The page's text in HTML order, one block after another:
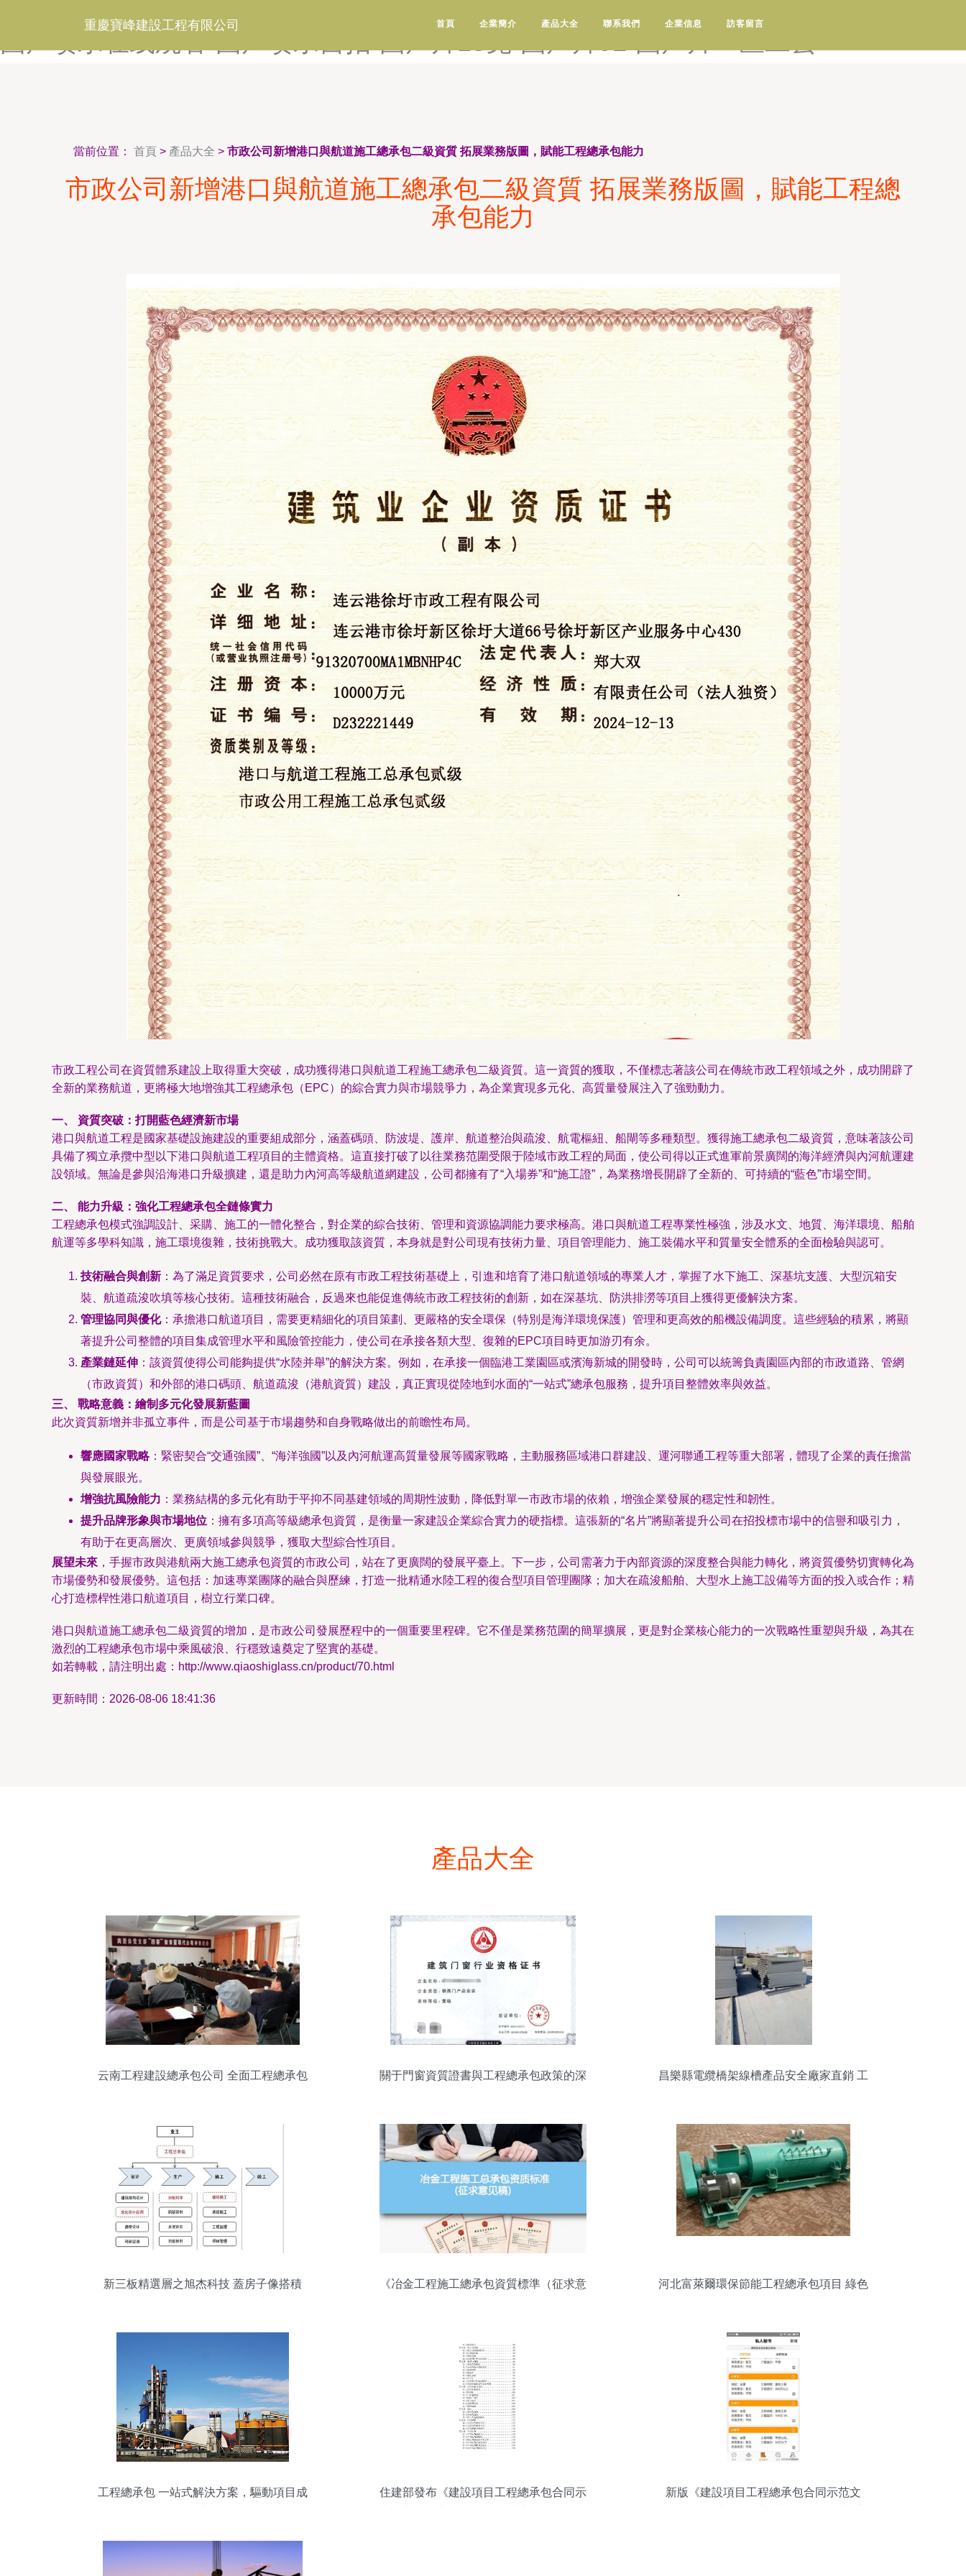
国产欧美专区-国产欧美自拍中文字幕-国产喷白浆精品一区-国产喷水-国产喷水视频-
重慶寶峰建設工程有限公司 首頁 企業簡介 產品大全 聯系我們 企業信息 訪客留言
當前位置： 首頁 > 產品大全 > 市政公司新增港口與航道施工總承包二級資質 拓展業務版圖，賦能工程總承包能力
市政公司新增港口與航道施工總承包二級資質 拓展業務版圖，賦能工程總
承包能力
市政工程公司在資質體系建設上取得重大突破，成功獲得港口與航道工程施工總承包二級資質。這一資質的獲取，不僅標志著該公司在傳統市政工程領域之外，成功開辟了
全新的業務航道，更將極大地增強其工程總承包（EPC）的綜合實力與市場競爭力，為企業實現多元化、高質量發展注入了強勁動力。
一、 資質突破：打開藍色經濟新市場
港口與航道工程是國家基礎設施建設的重要組成部分，涵蓋碼頭、防波堤、護岸、航道整治與疏浚、航電樞紐、船閘等多種類型。獲得施工總承包二級資質，意味著該公司
具備了獨立承攬中型以下港口與航道工程項目的主體資格。這直接打破了以往業務范圍受限于陸域市政工程的局面，使公司得以正式進軍前景廣闊的海洋經濟與內河航運建
設領域。無論是參與沿海港口升級擴建，還是助力內河高等級航道網建設，公司都擁有了“入場券”和“施工證”，為業務增長開辟了全新的、可持續的“藍色”市場空間。
二、 能力升級：強化工程總承包全鏈條實力
工程總承包模式強調設計、采購、施工的一體化整合，對企業的綜合技術、管理和資源協調能力要求極高。港口與航道工程專業性極強，涉及水文、地質、海洋環境、船舶
航運等多學科知識，施工環境復雜，技術挑戰大。成功獲取該資質，本身就是對公司現有技術力量、項目管理能力、施工裝備水平和質量安全體系的全面檢驗與認可。
技術融合與創新 ：為了滿足資質要求，公司必然在原有市政工程技術基礎上，引進和培育了港口航道領域的專業人才，掌握了水下施工、深基坑支護、大型沉箱安
裝、航道疏浚吹填等核心技術。這種技術融合，反過來也能促進傳統市政工程技術的創新，如在深基坑、防洪排澇等項目上獲得更優解決方案。
管理協同與優化：承擔港口航道項目，需要更精細化的項目策劃、更嚴格的安全環保（特別是海洋環境保護）管理和更高效的船機設備調度。這些經驗的積累，將顯
著提升公司整體的項目集成管理水平和風險管控能力，使公司在承接各類大型、復雜的EPC項目時更加游刃有余。
產業鏈延伸 ：該資質使得公司能夠提供“水陸并舉”的解決方案。例如，在承接一個臨港工業園區或濱海新城的開發時，公司可以統籌負責園區內部的市政道路、管網
（市政資質）和外部的港口碼頭、航道疏浚（港航資質）建設，真正實現從陸地到水面的“一站式”總承包服務，提升項目整體效率與效益。
三、 戰略意義：繪制多元化發展新藍圖
此次資質新增并非孤立事件，而是公司基于市場趨勢和自身戰略做出的前瞻性布局。
響應國家戰略：緊密契合“交通強國”、“海洋強國”以及內河航運高質量發展等國家戰略，主動服務區域港口群建設、運河聯通工程等重大部署，體現了企業的責任擔當
與發展眼光。
增強抗風險能力 ：業務結構的多元化有助于平抑不同基建領域的周期性波動，降低對單一市政市場的依賴，增強企業發展的穩定性和韌性。
提升品牌形象與市場地位 ：擁有多項高等級總承包資質，是衡量一家建設企業綜合實力的硬指標。這張新的“名片”將顯著提升公司在招投標市場中的信譽和吸引力，
有助于在更高層次、更廣領域參與競爭，獲取大型綜合性項目。
展望未來 ，手握市政與港航兩大施工總承包資質的市政公司，站在了更廣闊的發展平臺上。下一步，公司需著力于內部資源的深度整合與能力轉化，將資質優勢切實轉化為
市場優勢和發展優勢。這包括：加速專業團隊的融合與歷練，打造一批精通水陸工程的復合型項目管理團隊；加大在疏浚船舶、大型水上施工設備等方面的投入或合作；精
心打造標桿性港口航道項目，樹立行業口碑。
港口與航道施工總承包二級資質的增加，是市政公司發展歷程中的一個重要里程碑。它不僅是業務范圍的簡單擴展，更是對企業核心能力的一次戰略性重塑與升級，為其在
激烈的工程總承包市場中乘風破浪、行穩致遠奠定了堅實的基礎。
如若轉載，請注明出處：http://www.qiaoshiglass.cn/product/70.html
更新時間：2026-08-06 18:41:36
產品大全
云南工程建設總承包公司 全面工程總承包
關于門窗資質證書與工程總承包政策的深
昌樂縣電纜橋架線槽產品安全廠家直銷 工
新三板精選層之旭杰科技 蓋房子像搭積
《冶金工程施工總承包資質標準（征求意
河北富萊爾環保節能工程總承包項目 綠色
工程總承包 一站式解決方案，驅動項目成
住建部發布《建設項目工程總承包合同示
新版《建設項目工程總承包合同示范文